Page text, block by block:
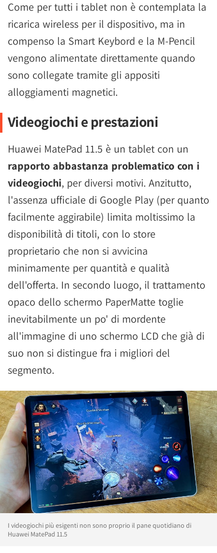
Come per tutti i tablet non è contemplata la
ricarica wireless per il dispositivo, ma in
compenso la Smart Keybord e la M-Pencil
vengono alimentate direttamente quando
sono collegate tramite gli appositi
alloggiamenti magnetici.
Videogiochi e prestazioni
Huawei MatePad 11.5 è un tablet con un
rapporto abbastanza problematico con i
videogiochi, per diversi motivi. Anzitutto,
l'assenza ufficiale di Google Play (per quanto
facilmente aggirabile) limita moltissimo la
disponibilità di titoli, con lo store
proprietario che non si avvicina
minimamente per quantità e qualità
dell'offerta. In secondo luogo, il trattamento
opaco dello schermo PaperMatte toglie
inevitabilmente un po' di mordente
all'immagine di uno schermo LCD che già di
suo non si distingue fra i migliori del
segmento.
I videogiochi più esigenti non sono proprio il pane quotidiano di
Huawei MatePad 11.5